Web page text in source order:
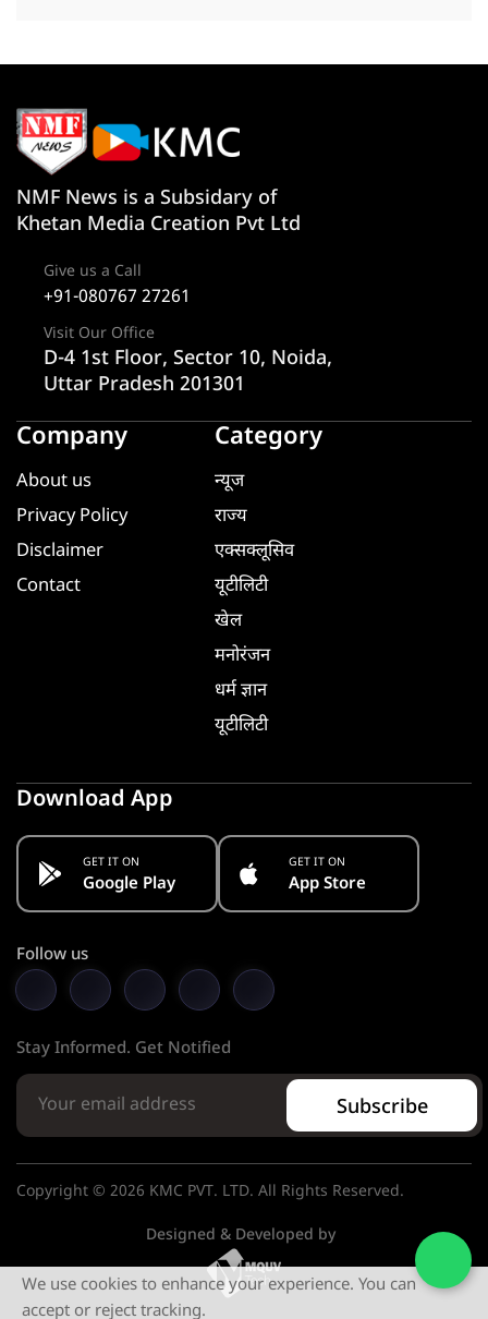
NMF News is a Subsidary of
Khetan Media Creation Pvt Ltd
Give us a Call
+91-080767 27261
Visit Our Office
D-4 1st Floor, Sector 10, Noida,
Uttar Pradesh 201301
Company
About us
Privacy Policy
Disclaimer
Contact
Category
न्यूज
राज्य
एक्सक्लूसिव
यूटीलिटी
खेल
मनोरंजन
धर्म ज्ञान
यूटीलिटी
Download App
GET IT ON
Google Play
GET IT ON
App Store
Follow us
Stay Informed. Get Notified
Subscribe
Copyright © 2026 KMC PVT. LTD. All Rights Reserved.
Designed & Developed by
We use cookies to enhance your experience. You can
accept or reject tracking.